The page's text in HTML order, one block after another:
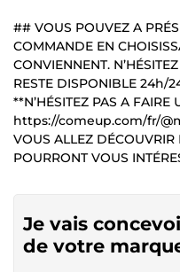
## VOUS POUVEZ A
COMMANDE EN
CONVIENNENT.
RESTE DISPONIBLE 24h/
**N’HÉSITEZ PAS A
https://comeup.com/fr/
VOUS ALLEZ DÉCOUVRIR
POURRONT VOUS
Je vais
de votre